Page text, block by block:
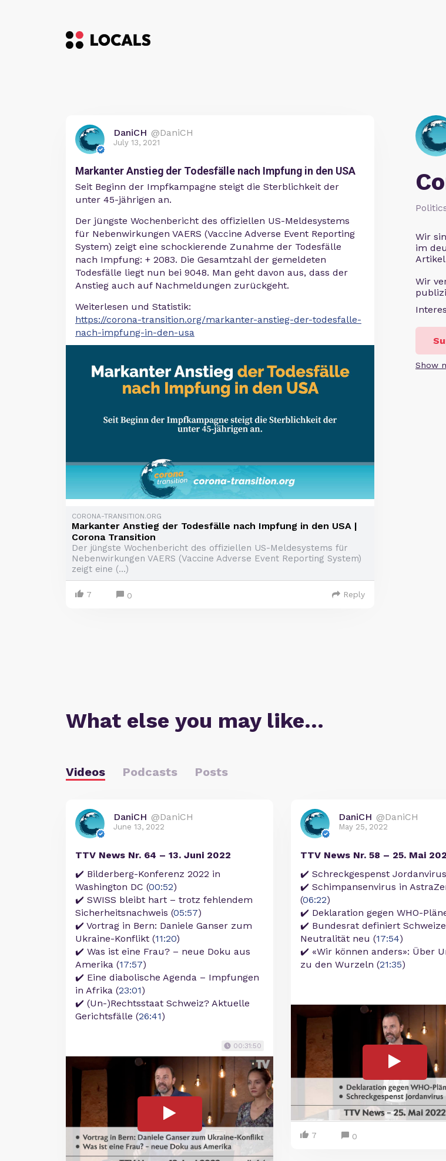
Wir
im
Wir
Show
DaniCH @DaniCH
July 13, 2021
Markanter Anstieg der Todesfälle nach Impfung in den USA
Seit Beginn der Impfkampagne steigt die Sterblichkeit der
unter 45-jährigen an.
Der jüngste Wochenbericht des offiziellen US-Meldesystems
für Nebenwirkungen VAERS (Vaccine Adverse Event Reporting
System) zeigt eine schockierende Zunahme der Todesfälle
nach Impfung: + 2083. Die Gesamtzahl der gemeldeten
Todesfälle liegt nun bei 9048. Man geht davon aus, dass der
Anstieg auch auf Nachmeldungen zurückgeht.
Weiterlesen und Statistik:
https://corona-transition.org/markanter-anstieg-der-todesfalle-
nach-impfung-in-den-usa
CORONA-TRANSITION.ORG
Markanter Anstieg der Todesfälle nach Impfung in den USA |
Corona Transition
Der jüngste Wochenbericht des offiziellen US-Meldesystems für
Nebenwirkungen VAERS (Vaccine Adverse Event Reporting System)
zeigt eine (...)
7 0 Reply
What else you may like…
Videos Podcasts Posts
DaniCH @DaniCH
June 13, 2022
TTV News Nr. 64 – 13. Juni 2022
✔️ Bilderberg-Konferenz 2022 in
Washington DC (00:52)
✔️ SWISS bleibt hart – trotz fehlendem
Sicherheitsnachweis (05:57)
✔️ Vortrag in Bern: Daniele Ganser zum
Ukraine-Konflikt (11:20)
✔️ Was ist eine Frau? – neue Doku aus
Amerika (17:57)
✔️ Eine diabolische Agenda – Impfungen
in Afrika (23:01)
✔️ (Un-)Rechtsstaat Schweiz? Aktuelle
Gerichtsfälle (26:41)
00:31:50
DaniCH @DaniCH
May 25, 2022
TTV News Nr. 58 – 25. Mai
✔️ Schreckgespenst
✔️ Schimpansenvirus in
(06:22)
✔️ Deklaration gegen WHO-
✔️ Bundesrat definiert
Neutralität neu (17:54)
✔️ «Wir können anders»: Über
zu den Wurzeln (21:35)
7 0